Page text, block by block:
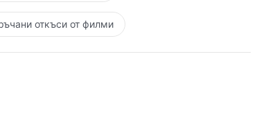
откъси от филми